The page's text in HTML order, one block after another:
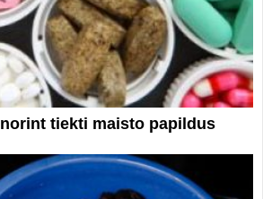
tiekti maisto papildus